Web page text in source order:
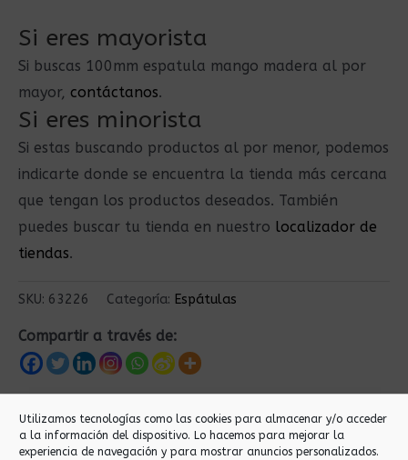
Utilizamos tecnologías como las cookies para almacenar y/o acceder
a la información del dispositivo. Lo hacemos para mejorar la
experiencia de navegación y para mostrar anuncios personalizados.
Si eres mayorista
Si buscas 100mm espatula mango madera al por
mayor, contáctanos.
Si eres minorista
Si estas buscando productos al por menor, podemos
indicarte donde se encuentra la tienda más cercana
que tengan los productos deseados. También
puedes buscar tu tienda en nuestro localizador de
tiendas.
SKU: 63226 Categoría: Espátulas
Compartir a través de:
Productos relacionados